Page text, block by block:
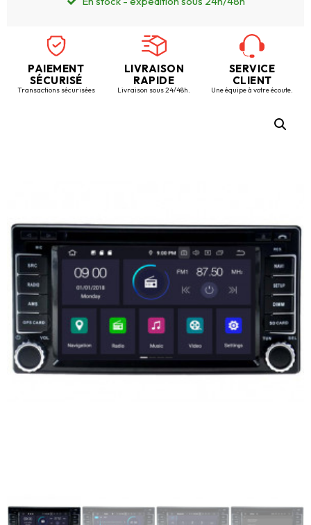
PAIEMENT
SÉCURISÉ
Transactions sécurisées
LIVRAISON
RAPIDE
Livraison sous 24/48h.
SERVICE
CLIENT
Une équipe à votre écoute.